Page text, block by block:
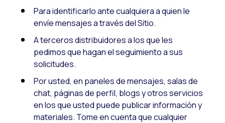
Para identificarlo ante cualquiera a quien le
envíe mensajes a través del Sitio.
A terceros distribuidores a los que les
pedimos que hagan el seguimiento a sus
solicitudes.
Por usted, en paneles de mensajes, salas de
chat, páginas de perfil, blogs y otros servicios
en los que usted puede publicar información y
materiales. Tome en cuenta que cualquier